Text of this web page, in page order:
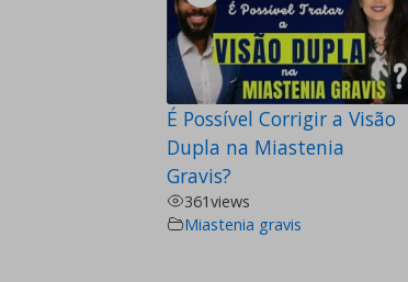
É Possível Corrigir a Visão
Dupla na Miastenia
Gravis?
361views
Miastenia gravis